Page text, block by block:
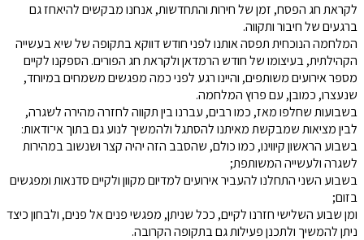
לקראת חג הפסח, זמן של חירות והתחדשות, אנחנו מבקשים להיאחז גם
ברגעים של חיבור ותקווה.
המלחמה הנוכחית תפסה אותנו לפני חודש דווקא בתקופה של שיא בעשייה
הקהילתית, בעיצומו של חודש הרמדאן ולקראת חג הפורים. הספקנו לקיים
מספר אירועים משותפים, והיינו רגע לפני כמה מפגשים משמחים במיוחד,
שנעצרו, כמובן, עם פרוץ המלחמה.
בשבועות שחלפו מאז, כמו רבים, עברנו בין תקווה לחזרה מהירה לשגרה,
לבין מציאות שמבקשת מאיתנו להסתגל ולהמשיך לנוע גם בתוך אי־ודאות:
בשבוע הראשון קיווינו, כמו כולם, שהסבב הזה יהיה קצר ושנשוב במהירות
לשגרה ולעשייה המשותפת;
בשבוע השני התחלנו להעביר אירועים למדיום מקוון ולקיים סדנאות ומפגשים
בזום;
ומן שבוע השלישי חזרנו לקיים, ככל שניתן, מפגשי פנים אל פנים, ולבחון כיצד
ניתן להמשיך ולתכנן פעילות גם בתקופה הקרובה.